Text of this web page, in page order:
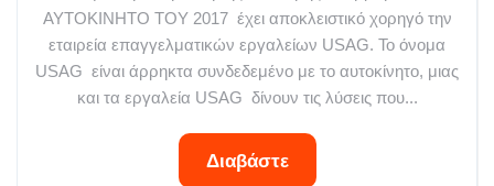
ΑΥΤΟΚΙΝΗΤΟ ΤΟΥ 2017 έχει αποκλειστικό χορηγό την
εταιρεία επαγγελματικών εργαλείων USAG. Το όνομα
USAG είναι άρρηκτα συνδεδεμένο με το αυτοκίνητο, μιας
και τα εργαλεία USAG δίνουν τις λύσεις που...
Διαβάστε